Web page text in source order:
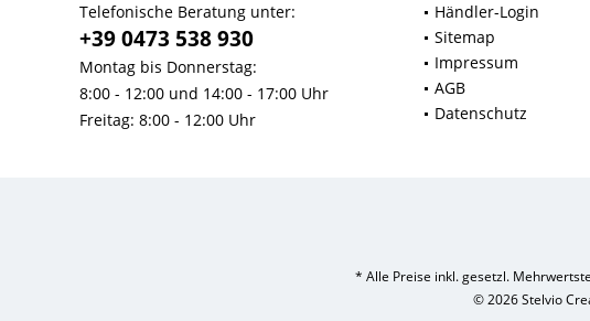
Telefonische Beratung unter:
+39 0473 538 930
Montag bis Donnerstag:
8:00 - 12:00 und 14:00 - 17:00 Uhr
Freitag: 8:00 - 12:00 Uhr
Händler-Login
Sitemap
Impressum
AGB
Datenschutz
* Alle Preise inkl. gesetzl.
© 2026 Stelvio